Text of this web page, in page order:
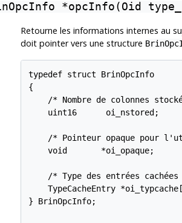
*opcInfo(Oid
Retourne les informations internes au
doit pointer vers une structure
typedef struct BrinOpcInfo
{
/* Nombre de colonnes
    uint16      oi_nstored;
/* Pointeur opaque pour
    void       *oi_opaque;
/* Type des entrées
TypeCacheEntry
} BrinOpcInfo;